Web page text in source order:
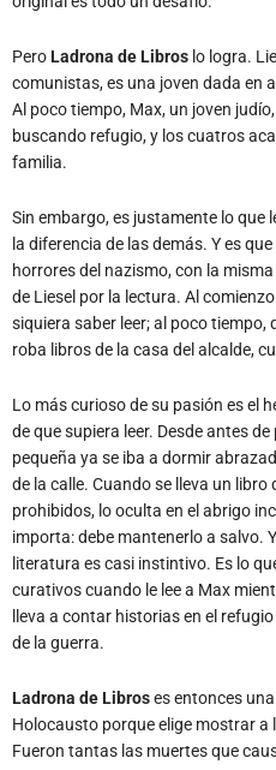
comunistas, es una joven dada en
buscando refugio, y los cuatros
familia.
Sin embargo, es justamente lo que
de Liesel por la lectura. Al
siquiera saber leer; al poco
roba libros de la casa del alcalde,
Lo más curioso de su pasión es el
de que supiera leer. Desde antes
de la calle. Cuando se lleva un
prohibidos, lo oculta en el abrigo
importa: debe mantenerlo a salvo.
literatura es casi instintivo. Es lo
curativos cuando le lee a Max
lleva a contar historias en el
de la guerra.
es entonces
Holocausto porque elige mostrar
concentrarse en la muerte
no pertenecían al Partido y que
ello. Es difícil entender que una